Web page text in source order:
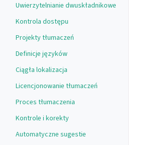
Uwierzytelnianie dwuskładnikowe
Kontrola dostępu
Projekty tłumaczeń
Definicje języków
Ciągła lokalizacja
Licencjonowanie tłumaczeń
Proces tłumaczenia
Kontrole i korekty
Automatyczne sugestie